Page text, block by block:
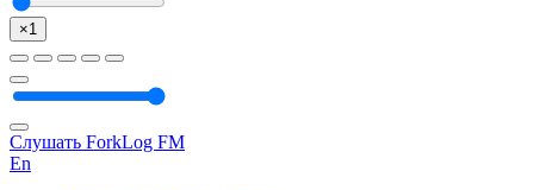
×1
Слушать ForkLog FM
En